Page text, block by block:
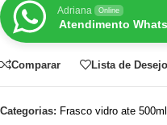
Adriana Online
Atendimento
Comparar Lista de
Categorias: Frasco vidro ate 500ml